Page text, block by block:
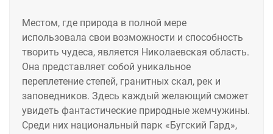
Местом, где природа в полной мере
использовала свои возможности и способность
творить чудеса, является Николаевская область.
Она представляет собой уникальное
переплетение степей, гранитных скал, рек и
заповедников. Здесь каждый желающий сможет
увидеть фантастические природные жемчужины.
Среди них национальный парк «Бугский Гард»,